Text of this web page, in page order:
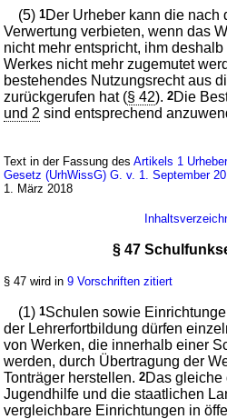
(5)1Der Urheber kann die nach
Verwertung verbieten, wenn das
nicht mehr entspricht, ihm
Werkes nicht mehr zugemutet
bestehendes Nutzungsrecht aus
zurückgerufen hat (§ 42).2Die
und 2 sind entsprechend
Text in der Fassung desArtikels 1
Gesetz (UrhWissG) G. v. 1. September
1. März 2018
§ 47
§ 47 wird in9 Vorschriften zitiert
(1)1Schulen sowie
der Lehrerfortbildung dürfen
von Werken, die innerhalb einer
werden, durch Übertragung der
Tonträger herstellen.2Das gleiche
Jugendhilfe und die staatlichen
vergleichbare Einrichtungen in